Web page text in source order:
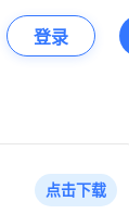
登录
点击下载